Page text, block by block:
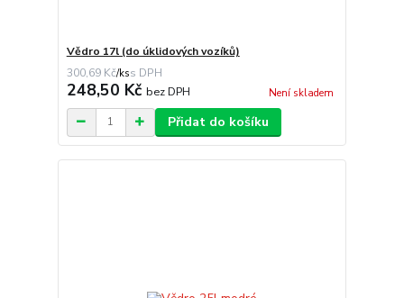
Vědro 17l (do úklidových vozíků)
300,69 Kč/ks
248,50 Kč bez DPH Není skladem
Přidat do košíku